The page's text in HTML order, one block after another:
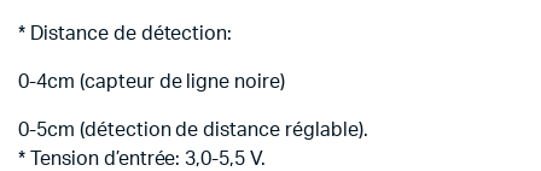
* Distance de détection:
0-4cm (capteur de ligne noire)
0-5cm (détection de distance réglable).
* Tension d’entrée: 3,0-5,5 V.